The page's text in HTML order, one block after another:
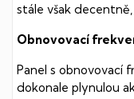
stále však
Obnovovací
Panel s obnovovací
dokonale plynulou